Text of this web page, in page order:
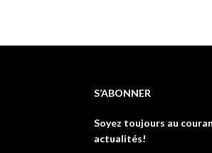
S’ABONNER
Soyez toujours au
actualités!